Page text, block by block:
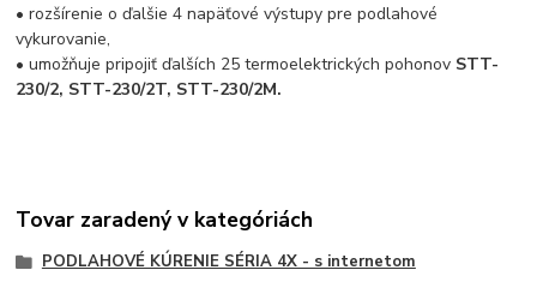
• rozšírenie o ďalšie 4 napäťové výstupy pre podlahové
vykurovanie,
• umožňuje pripojiť ďalších 25 termoelektrických pohonov STT-
230/2, STT-230/2T, STT-230/2M.
Tovar zaradený v kategóriách
PODLAHOVÉ KÚRENIE SÉRIA 4X - s internetom